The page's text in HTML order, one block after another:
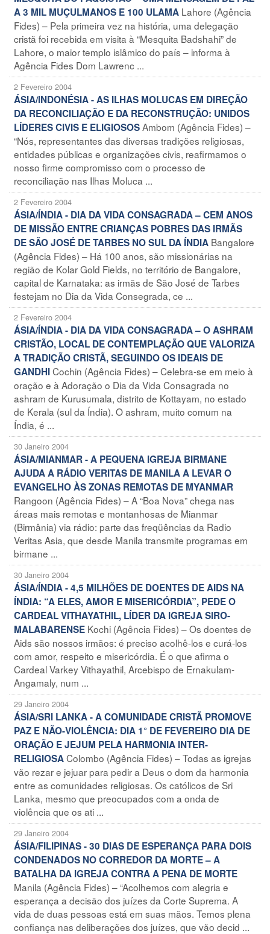
A 3 MIL MUÇULMANOS E 100 ULAMA Lahore (Agência
Fides) – Pela primeira vez na história, uma delegação
cristã foi recebida em visita à “Mesquita Badshahi” de
Lahore, o maior templo islâmico do país – informa à
Agência Fides Dom Lawrenc ...
2 Fevereiro 2004
ÁSIA/INDONÉSIA - AS ILHAS MOLUCAS EM DIREÇÃO
DA RECONCILIAÇÃO E DA RECONSTRUÇÃO: UNIDOS
LÍDERES CIVIS E ELIGIOSOSAmbom (Agência Fides) –
“Nós, representantes das diversas tradições religiosas,
entidades públicas e organizações civis, reafirmamos o
nosso firme compromisso com o processo de
reconciliação nas Ilhas Moluca ...
2 Fevereiro 2004
ÁSIA/ÍNDIA - DIA DA VIDA CONSAGRADA – CEM ANOS
DE MISSÃO ENTRE CRIANÇAS POBRES DAS IRMÃS
DE SÃO JOSÉ DE TARBES NO SUL DA ÍNDIA Bangalore
(Agência Fides) – Há 100 anos, são missionárias na
região de Kolar Gold Fields, no território de Bangalore,
capital de Karnataka: as irmãs de São José de Tarbes
festejam no Dia da Vida Consegrada, ce ...
2 Fevereiro 2004
ÁSIA/ÍNDIA - DIA DA VIDA CONSAGRADA – O ASHRAM
CRISTÃO, LOCAL DE CONTEMPLAÇÃO QUE VALORIZA
A TRADIÇÃO CRISTÃ, SEGUINDO OS IDEAIS DE
GANDHICochin (Agência Fides) – Celebra-se em meio à
oração e à Adoração o Dia da Vida Consagrada no
ashram de Kurusumala, distrito de Kottayam, no estado
de Kerala (sul da Índia). O ashram, muito comum na
Índia, é ...
30 Janeiro 2004
ÁSIA/MIANMAR - A PEQUENA IGREJA BIRMANE
AJUDA A RÁDIO VERITAS DE MANILA A LEVAR O
EVANGELHO ÀS ZONAS REMOTAS DE MYANMAR
Rangoon (Agência Fides) – A “Boa Nova” chega nas
áreas mais remotas e montanhosas de Mianmar
(Birmânia) via rádio: parte das freqüências da Radio
Veritas Asia, que desde Manila transmite programas em
birmane ...
30 Janeiro 2004
ÁSIA/ÍNDIA - 4,5 MILHÕES DE DOENTES DE AIDS NA
ÍNDIA: “A ELES, AMOR E MISERICÓRDIA”, PEDE O
CARDEAL VITHAYATHIL, LÍDER DA IGREJA SIRO-
MALABARENSE Kochi (Agência Fides) – Os doentes de
Aids são nossos irmãos: é preciso acolhê-los e curá-los
com amor, respeito e misericórdia. É o que afirma o
Cardeal Varkey Vithayathil, Arcebispo de Ernakulam-
Angamaly, num ...
29 Janeiro 2004
ÁSIA/SRI LANKA - A COMUNIDADE CRISTÃ PROMOVE
PAZ E NÃO-VIOLÊNCIA: DIA 1° DE FEVEREIRO DIA DE
ORAÇÃO E JEJUM PELA HARMONIA INTER-
RELIGIOSAColombo (Agência Fides) – Todas as igrejas
vão rezar e jejuar para pedir a Deus o dom da harmonia
entre as comunidades religiosas. Os católicos de Sri
Lanka, mesmo que preocupados com a onda de
violência que os ati ...
29 Janeiro 2004
ÁSIA/FILIPINAS - 30 DIAS DE ESPERANÇA PARA DOIS
CONDENADOS NO CORREDOR DA MORTE – A
BATALHA DA IGREJA CONTRA A PENA DE MORTE
Manila (Agência Fides) – “Acolhemos com alegria e
esperança a decisão dos juízes da Corte Suprema. A
vida de duas pessoas está em suas mãos. Temos plena
confiança nas deliberações dos juízes, que vão decid ...